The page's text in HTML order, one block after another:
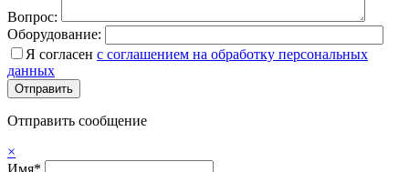
Вопрос:
Оборудование:
Я согласен с соглашением на обработку персональных
данных
Отправить сообщение
×